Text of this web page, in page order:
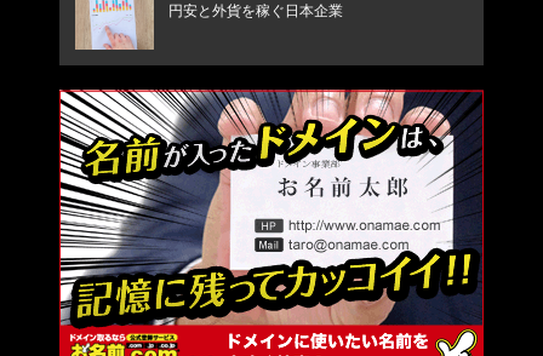
円安と外貨を稼ぐ日本企業